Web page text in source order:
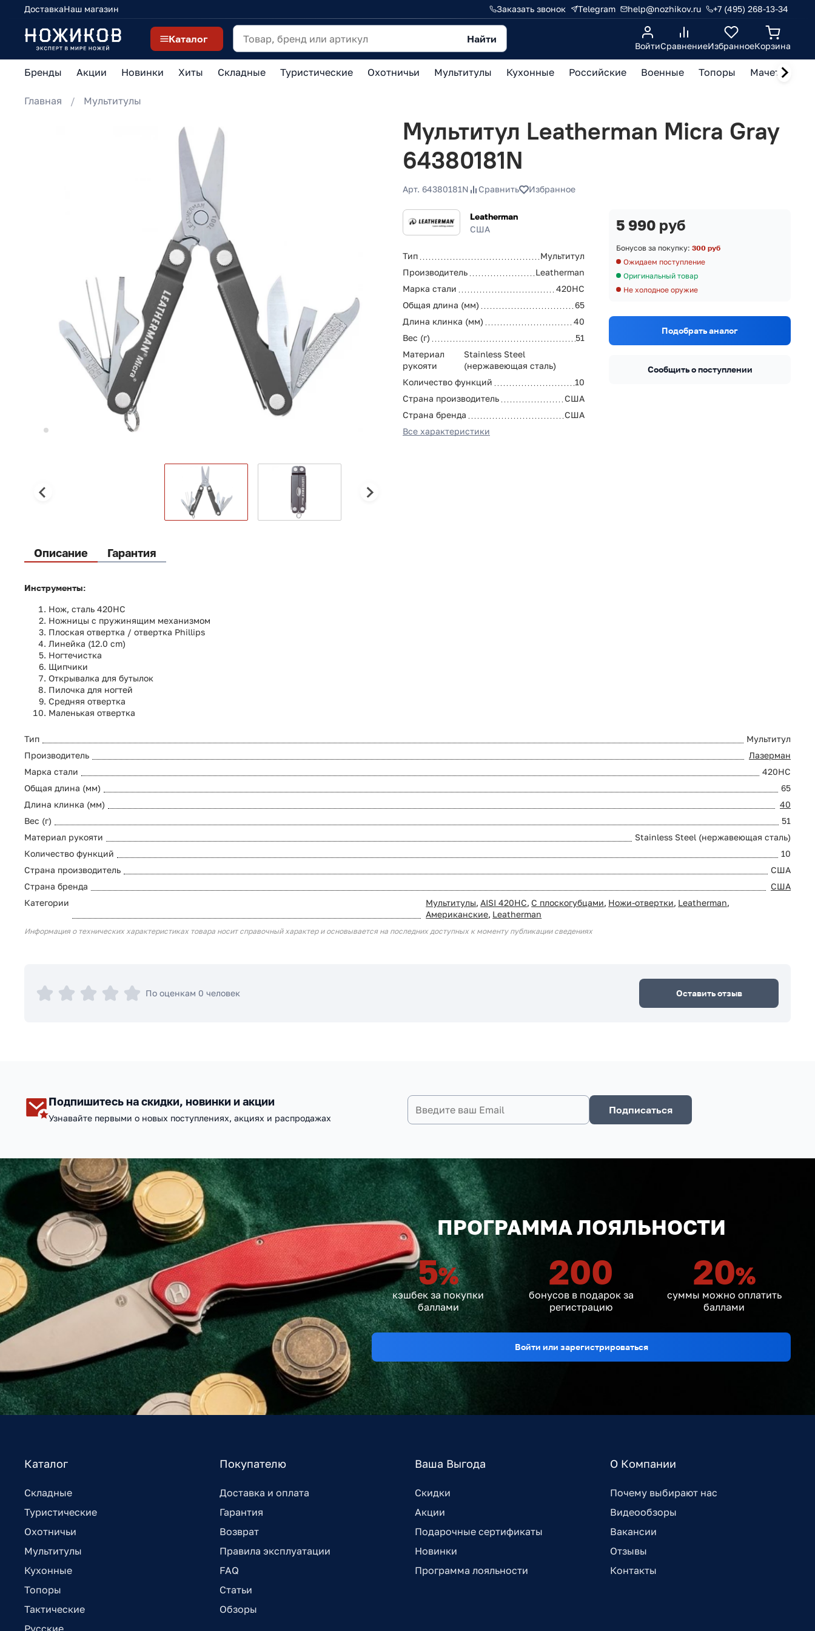
ДоставкаНаш магазин Заказать звонок Telegram help@nozhikov.ru +7 (495) 268-13-34
Каталог Найти
ВойтиСравнениеИзбранноеКорзина
Бренды Акции Новинки Хиты Складные Туристические Охотничьи Мультитулы Кухонные Российские Военные Топоры Мачете,
Главная Мультитулы
Мультитул Leatherman Micra Gray
64380181N
Арт. 64380181N Сравнить Избранное
Leatherman
США
Тип
Мультитул
Производитель
Leatherman
Марка стали
420HC
Общая длина (мм)
65
Длина клинка (мм)
40
Вес (г)
51
Материал
рукояти
Stainless Steel
(нержавеющая сталь)
Количество функций
10
Страна производитель
США
Страна бренда
США
Все характеристики
5 990 руб
Бонусов за покупку: 300 руб
Ожидаем поступление
Оригинальный товар
Не холодное оружие
Подобрать аналог
Сообщить о поступлении
Описание Гарантия
Инструменты:
Нож, сталь 420HC
Ножницы с пружинящим механизмом
Плоская отвертка / отвертка Phillips
Линейка (12.0 cm)
Ногтечистка
Щипчики
Открывалка для бутылок
Пилочка для ногтей
Средняя отвертка
Маленькая отвертка
Тип
Мультитул
Производитель
Лазерман
Марка стали
420HC
Общая длина (мм)
65
Длина клинка (мм)
40
Вес (г)
51
Материал рукояти
Stainless Steel (нержавеющая сталь)
Количество функций
10
Страна производитель
США
Страна бренда
США
Категории
Мультитулы, AISI 420HC, С плоскогубцами, Ножи-отвертки, Leatherman,
Американские, Leatherman
Информация о технических характеристиках товара носит справочный характер и основывается на последних доступных к моменту публикации сведениях
По оценкам 0 человек Оставить отзыв
Подпишитесь на скидки, новинки и акции
Узнавайте первыми о новых поступлениях, акциях и распродажах
Подписаться
ПРОГРАММА ЛОЯЛЬНОСТИ
5%
кэшбек за покупки
баллами
200
бонусов в подарок за
регистрацию
20%
суммы можно оплатить
баллами
Войти или зарегистрироваться
Каталог
Складные
Туристические
Охотничьи
Мультитулы
Кухонные
Топоры
Тактические
Покупателю
Доставка и оплата
Гарантия
Возврат
Правила эксплуатации
FAQ
Статьи
Обзоры
Ваша Выгода
Скидки
Акции
Подарочные сертификаты
Новинки
Программа лояльности
О Компании
Почему выбирают нас
Видеообзоры
Вакансии
Отзывы
Контакты